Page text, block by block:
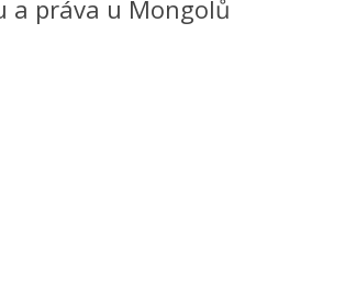
a práva u Mongolů